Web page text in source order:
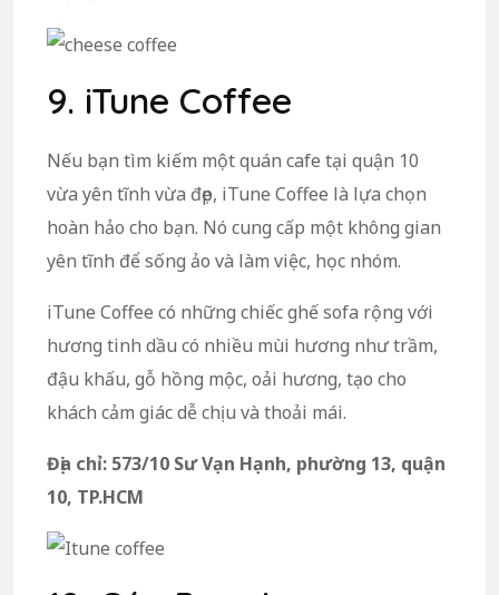
9. iTune Coffee
Nếu bạn tìm kiếm một quán cafe tại quận 10
vừa yên tĩnh vừa đẹp, iTune Coffee là lựa chọn
hoàn hảo cho bạn. Nó cung cấp một không gian
yên tĩnh để sống ảo và làm việc, học nhóm.
iTune Coffee có những chiếc ghế sofa rộng với
hương tinh dầu có nhiều mùi hương như trầm,
đậu khấu, gỗ hồng mộc, oải hương, tạo cho
khách cảm giác dễ chịu và thoải mái.
Địa chỉ: 573/10 Sư Vạn Hạnh, phường 13, quận
10, TP.HCM